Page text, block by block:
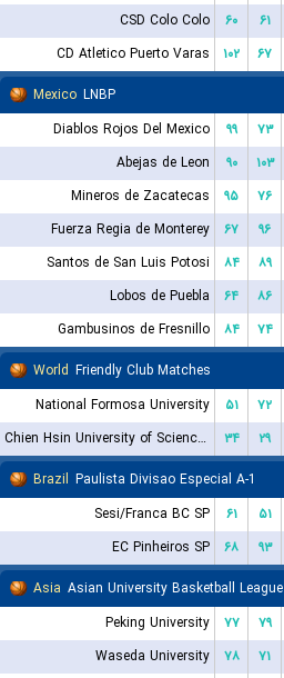
CSD Colo Colo
۶۰ ۶۱
CD Atletico Puerto Varas
۱۰۲ ۶۷
Mexico LNBP
Diablos Rojos Del Mexico
۹۹ ۷۳
Abejas de Leon
۹۰ ۱۰۳
Mineros de Zacatecas
۹۵ ۷۶
Fuerza Regia de Monterey
۶۷ ۹۶
Santos de San Luis Potosi
۸۴ ۸۹
Lobos de Puebla
۶۴ ۸۶
Gambusinos de Fresnillo
۸۴ ۷۴
World Friendly Club Matches
National Formosa University
۵۱ ۷۲
Chien Hsin University of Science and Technology
۳۴ ۲۹
Brazil Paulista Divisao Especial A-1
Sesi/Franca BC SP
۶۱ ۵۱
EC Pinheiros SP
۶۸ ۹۳
Asia Asian University Basketball League
Peking University
۷۷ ۷۹
Waseda University
۷۸ ۷۱